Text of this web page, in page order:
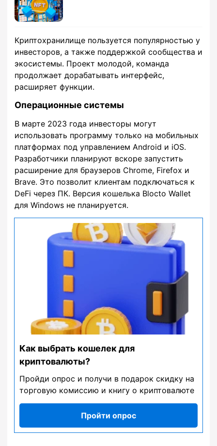
Криптохранилище пользуется популярностью у
инвесторов, а также поддержкой сообщества и
экосистемы. Проект молодой, команда
продолжает дорабатывать интерфейс,
расширяет функции.
Операционные системы
В марте 2023 года инвесторы могут
использовать программу только на мобильных
платформах под управлением Android и iOS.
Разработчики планируют вскоре запустить
расширение для браузеров Chrome, Firefox и
Brave. Это позволит клиентам подключаться к
DeFi через ПК. Версия кошелька Blocto Wallet
для Windows не планируется.
Как выбрать кошелек для
криптовалюты?
Пройди опрос и получи в подарок скидку на
торговую комиссию и книгу о криптовалюте
Пройти опрос